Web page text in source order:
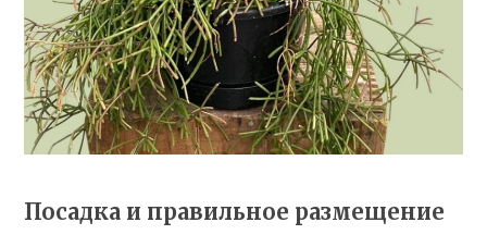
Посадка и правильное размещение